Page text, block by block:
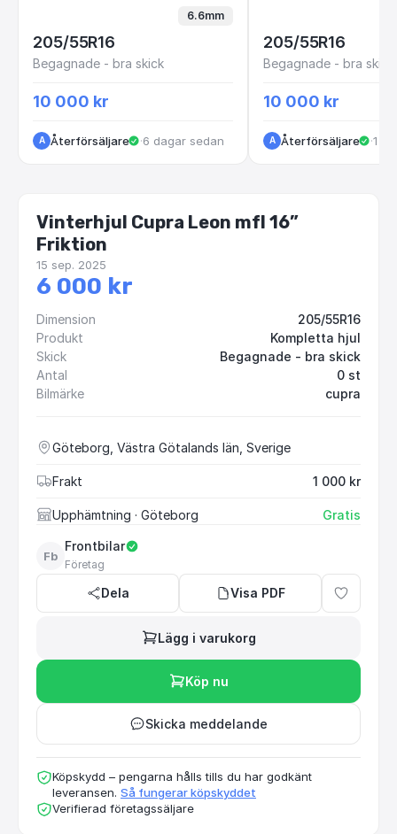
6.6mm
205/55R16
Begagnade - bra skick
10 000 kr
A Återförsäljare ·6 dagar sedan
205/55R16
Begagnade - bra skick
10 000 kr
A Återförsäljare ·1
Vinterhjul Cupra Leon mfl 16”
Friktion
15 sep. 2025
6 000 kr
Dimension
205/55R16
Produkt
Kompletta hjul
Skick
Begagnade - bra skick
Antal
0 st
Bilmärke
cupra
Göteborg, Västra Götalands län, Sverige
Frakt 1 000 kr
Upphämtning · Göteborg Gratis
Fb
Frontbilar
Företag
Dela Visa PDF
Lägg i varukorg
Köp nu
Skicka meddelande
Köpskydd – pengarna hålls tills du har godkänt
leveransen. Så fungerar köpskyddet
Verifierad företagssäljare